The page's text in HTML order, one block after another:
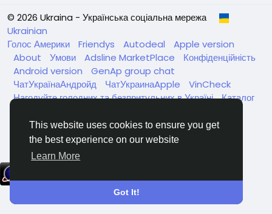
This website uses cookies to ensure you get
the best experience on our website
Learn More
Got It!
© 2026 Ukraina - Українська соціальна мережа
Ukrainian
Голос Америки
Friendys Autodeal
Apple version
About
Умови Adsline MarketPlace
Конфіденційність
Android version
GenAp group chat
ЧатУкраїнаАндройд
ЧатУкраинаApple
VinCheck
Нагодуйте голодних та безпритульних в Україні Каталог